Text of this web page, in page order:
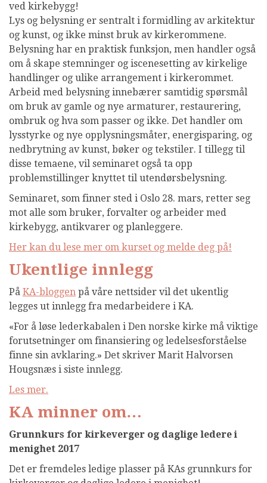
ved kirkebygg!
Lys og belysning er sentralt i formidling av arkitektur
og kunst, og ikke minst bruk av kirkerommene.
Belysning har en praktisk funksjon, men handler også
om å skape stemninger og iscenesetting av kirkelige
handlinger og ulike arrangement i kirkerommet.
Arbeid med belysning innebærer samtidig spørsmål
om bruk av gamle og nye armaturer, restaurering,
ombruk og hva som passer og ikke. Det handler om
lysstyrke og nye opplysningsmåter, energisparing, og
nedbrytning av kunst, bøker og tekstiler. I tillegg til
disse temaene, vil seminaret også ta opp
problemstillinger knyttet til utendørsbelysning.
Seminaret, som finner sted i Oslo 28. mars, retter seg
mot alle som bruker, forvalter og arbeider med
kirkebygg, antikvarer og planleggere.
Her kan du lese mer om kurset og melde deg på!
Ukentlige innlegg
På KA-bloggen på våre nettsider vil det ukentlig
legges ut innlegg fra medarbeidere i KA.
«For å løse lederkabalen i Den norske kirke må viktige
forutsetninger om finansiering og ledelsesforståelse
finne sin avklaring.» Det skriver Marit Halvorsen
Hougsnæs i siste innlegg.
Les mer.
KA minner om…
Grunnkurs for kirkeverger og daglige ledere i
menighet 2017
Det er fremdeles ledige plasser på KAs grunnkurs for